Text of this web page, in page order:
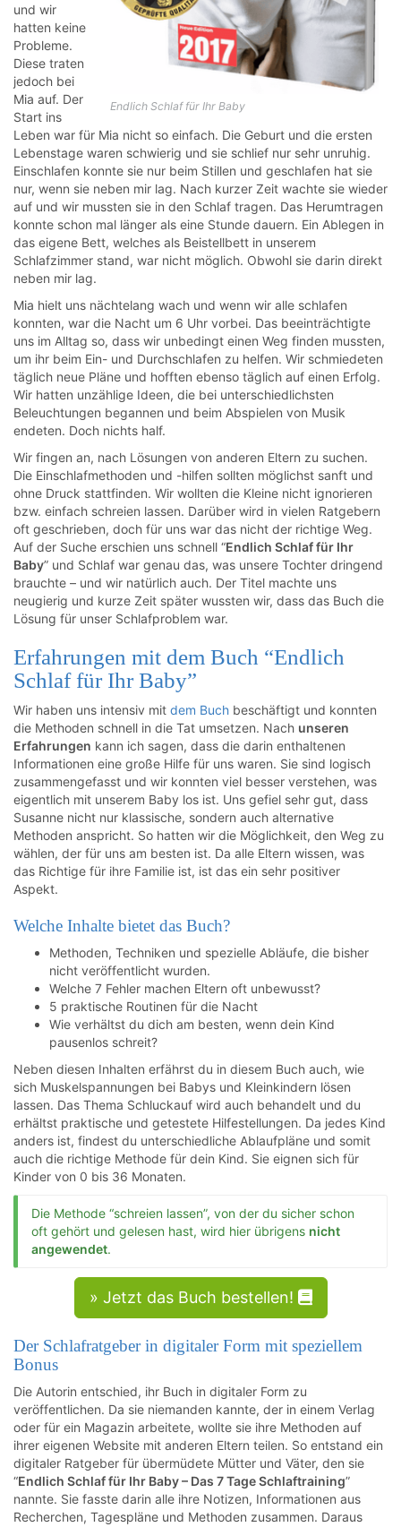
Endlich Schlaf für Ihr Baby
und wir
hatten keine
Probleme.
Diese traten
jedoch bei
Mia auf. Der
Start ins
Leben war für Mia nicht so einfach. Die Geburt und die ersten
Lebenstage waren schwierig und sie schlief nur sehr unruhig.
Einschlafen konnte sie nur beim Stillen und geschlafen hat sie
nur, wenn sie neben mir lag. Nach kurzer Zeit wachte sie wieder
auf und wir mussten sie in den Schlaf tragen. Das Herumtragen
konnte schon mal länger als eine Stunde dauern. Ein Ablegen in
das eigene Bett, welches als Beistellbett in unserem
Schlafzimmer stand, war nicht möglich. Obwohl sie darin direkt
neben mir lag.
Mia hielt uns nächtelang wach und wenn wir alle schlafen
konnten, war die Nacht um 6 Uhr vorbei. Das beeinträchtigte
uns im Alltag so, dass wir unbedingt einen Weg finden mussten,
um ihr beim Ein- und Durchschlafen zu helfen. Wir schmiedeten
täglich neue Pläne und hofften ebenso täglich auf einen Erfolg.
Wir hatten unzählige Ideen, die bei unterschiedlichsten
Beleuchtungen begannen und beim Abspielen von Musik
endeten. Doch nichts half.
Wir fingen an, nach Lösungen von anderen Eltern zu suchen.
Die Einschlafmethoden und -hilfen sollten möglichst sanft und
ohne Druck stattfinden. Wir wollten die Kleine nicht ignorieren
bzw. einfach schreien lassen. Darüber wird in vielen Ratgebern
oft geschrieben, doch für uns war das nicht der richtige Weg.
Auf der Suche erschien uns schnell “Endlich Schlaf für Ihr
Baby” und Schlaf war genau das, was unsere Tochter dringend
brauchte – und wir natürlich auch. Der Titel machte uns
neugierig und kurze Zeit später wussten wir, dass das Buch die
Lösung für unser Schlafproblem war.
Erfahrungen mit dem Buch “Endlich
Schlaf für Ihr Baby”
Wir haben uns intensiv mit dem Buch beschäftigt und konnten
die Methoden schnell in die Tat umsetzen. Nach unseren
Erfahrungen kann ich sagen, dass die darin enthaltenen
Informationen eine große Hilfe für uns waren. Sie sind logisch
zusammengefasst und wir konnten viel besser verstehen, was
eigentlich mit unserem Baby los ist. Uns gefiel sehr gut, dass
Susanne nicht nur klassische, sondern auch alternative
Methoden anspricht. So hatten wir die Möglichkeit, den Weg zu
wählen, der für uns am besten ist. Da alle Eltern wissen, was
das Richtige für ihre Familie ist, ist das ein sehr positiver
Aspekt.
Welche Inhalte bietet das Buch?
Methoden, Techniken und spezielle Abläufe, die bisher
nicht veröffentlicht wurden.
Welche 7 Fehler machen Eltern oft unbewusst?
5 praktische Routinen für die Nacht
Wie verhältst du dich am besten, wenn dein Kind
pausenlos schreit?
Neben diesen Inhalten erfährst du in diesem Buch auch, wie
sich Muskelspannungen bei Babys und Kleinkindern lösen
lassen. Das Thema Schluckauf wird auch behandelt und du
erhältst praktische und getestete Hilfestellungen. Da jedes Kind
anders ist, findest du unterschiedliche Ablaufpläne und somit
auch die richtige Methode für dein Kind. Sie eignen sich für
Kinder von 0 bis 36 Monaten.
Die Methode “schreien lassen”, von der du sicher schon
oft gehört und gelesen hast, wird hier übrigens nicht
angewendet.
» Jetzt das Buch bestellen!
Der Schlafratgeber in digitaler Form mit speziellem
Bonus
Die Autorin entschied, ihr Buch in digitaler Form zu
veröffentlichen. Da sie niemanden kannte, der in einem Verlag
oder für ein Magazin arbeitete, wollte sie ihre Methoden auf
ihrer eigenen Website mit anderen Eltern teilen. So entstand ein
digitaler Ratgeber für übermüdete Mütter und Väter, den sie
“Endlich Schlaf für Ihr Baby – Das 7 Tage Schlaftraining”
nannte. Sie fasste darin alle ihre Notizen, Informationen aus
Recherchen, Tagespläne und Methoden zusammen. Daraus